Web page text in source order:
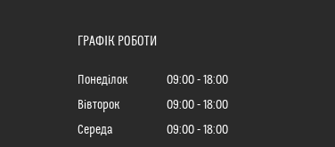
ГРАФІК РОБОТИ
Понеділок 09:00
18:00
Вівторок
09:00
18:00
Середа
09:00 18:00